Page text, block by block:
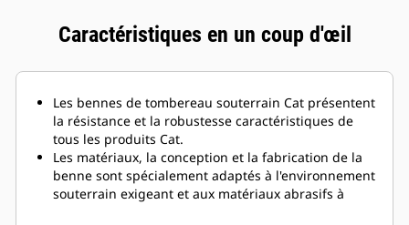
Caractéristiques en un coup d'œil
Les bennes de tombereau souterrain Cat présentent
la résistance et la robustesse caractéristiques de
tous les produits Cat.
Les matériaux, la conception et la fabrication de la
benne sont spécialement adaptés à l'environnement
souterrain exigeant et aux matériaux abrasifs à